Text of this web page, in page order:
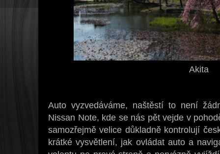
Akita
Auto vyzvedáváme, naštěstí to není
Nissan Note, kde se nás pět vejde v
samozřejmě velice důkladně kontrolují
krátké vysvětlení, jak ovládat auto a